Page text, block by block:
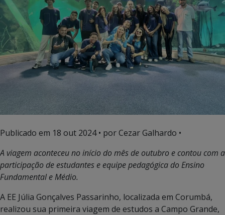
Publicado em 18 out 2024• por Cezar Galhardo •
A viagem aconteceu no início do mês de outubro e contou com a
participação de estudantes e equipe pedagógica do Ensino
Fundamental e Médio.
A EE Júlia Gonçalves Passarinho, localizada em Corumbá,
realizou sua primeira viagem de estudos a Campo Grande,